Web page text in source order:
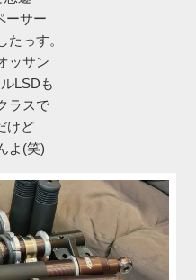
ーサー
っす。
ッサン
LSDも
ラスで
けど
よ(笑)